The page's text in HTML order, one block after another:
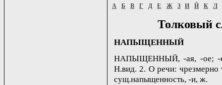
А Б В Г Д Е Ж З И Й К Л
Толковый
НАПЫЩЕННЫЙ
НАПЫЩЕННЫЙ, -ая, -ое; -
Н.вид. 2. О речи: чрезмерно
сущ.напыщенность, -и, ж.